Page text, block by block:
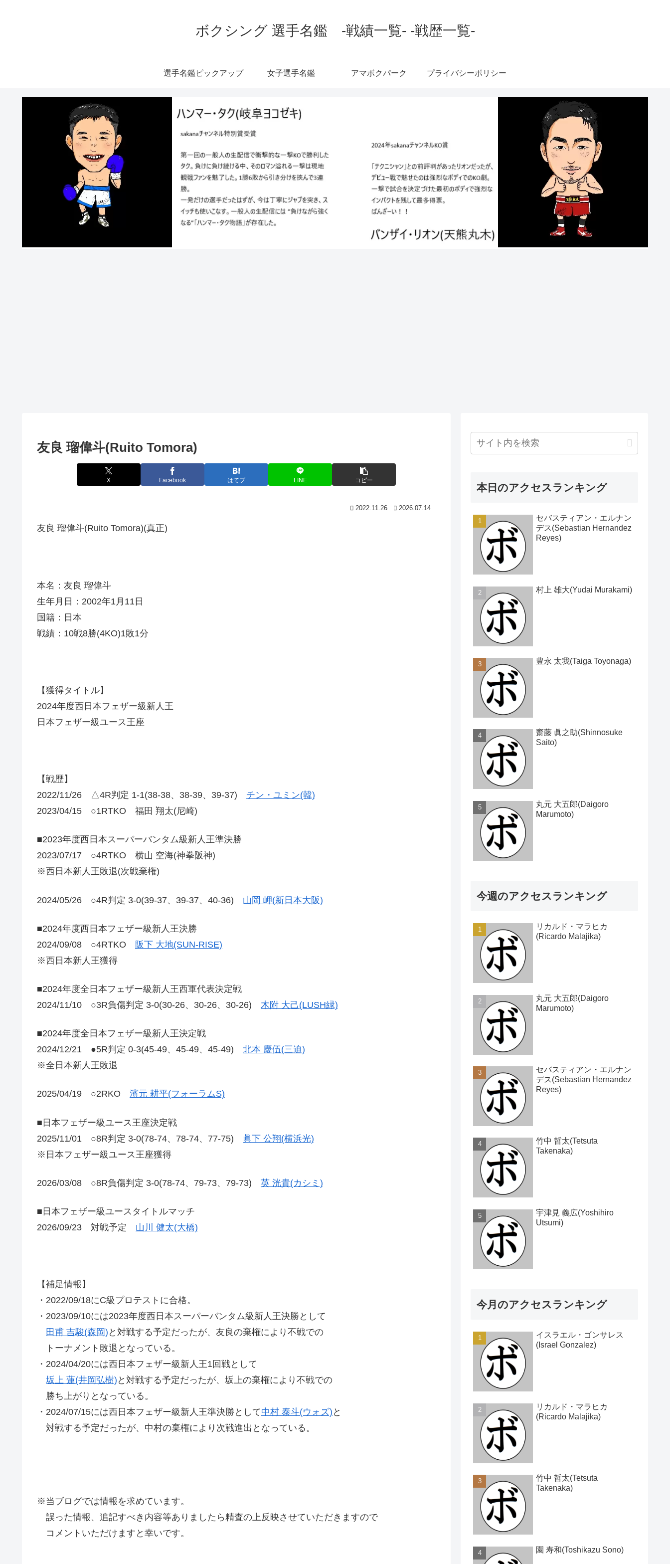
ボクシング 選手名鑑 -戦績一覧- -戦歴一覧-
選手名鑑ピックアップ 女子選手名鑑 アマボクパーク プライバシーポリシー
友良 瑠偉斗(Ruito Tomora)
X Facebook はてブ LINE コピー
2022.11.26 2026.07.14
友良 瑠偉斗(Ruito Tomora)(真正)
本名：友良 瑠偉斗
生年月日：2002年1月11日
国籍：日本
戦績：10戦8勝(4KO)1敗1分
【獲得タイトル】
2024年度西日本フェザー級新人王
日本フェザー級ユース王座
【戦歴】
2022/11/26 △4R判定 1-1(38-38、38-39、39-37) チン・ユミン(韓)
2023/04/15 ○1RTKO 福田 翔太(尼崎)
■2023年度西日本スーパーバンタム級新人王準決勝
2023/07/17 ○4RTKO 横山 空海(神拳阪神)
※西日本新人王敗退(次戦棄権)
2024/05/26 ○4R判定 3-0(39-37、39-37、40-36) 山岡 岬(新日本大阪)
■2024年度西日本フェザー級新人王決勝
2024/09/08 ○4RTKO 阪下 大地(SUN-RISE)
※西日本新人王獲得
■2024年度全日本フェザー級新人王西軍代表決定戦
2024/11/10 ○3R負傷判定 3-0(30-26、30-26、30-26) 木附 大己(LUSH緑)
■2024年度全日本フェザー級新人王決定戦
2024/12/21 ●5R判定 0-3(45-49、45-49、45-49) 北本 慶伍(三迫)
※全日本新人王敗退
2025/04/19 ○2RKO 濱元 耕平(フォーラムS)
■日本フェザー級ユース王座決定戦
2025/11/01 ○8R判定 3-0(78-74、78-74、77-75) 眞下 公翔(横浜光)
※日本フェザー級ユース王座獲得
2026/03/08 ○8R負傷判定 3-0(78-74、79-73、79-73) 英 洸貴(カシミ)
■日本フェザー級ユースタイトルマッチ
2026/09/23 対戦予定 山川 健太(大橋)
【補足情報】
・2022/09/18にC級プロテストに合格。
・2023/09/10には2023年度西日本スーパーバンタム級新人王決勝として
田甫 吉駿(森岡) と対戦する予定だったが、友良の棄権により不戦での
トーナメント敗退となっている。
・2024/04/20には西日本フェザー級新人王1回戦として
坂上 蓮(井岡弘樹) と対戦する予定だったが、坂上の棄権により不戦での
勝ち上がりとなっている。
・2024/07/15には西日本フェザー級新人王準決勝として中村 泰斗(ウォズ) と
対戦する予定だったが、中村の棄権により次戦進出となっている。
※当ブログでは情報を求めています。
誤った情報、追記すべき内容等ありましたら精査の上反映させていただきますので
コメントいただけますと幸いです。
本日のアクセスランキング
セバスティアン・エルナン
デス(Sebastian Hernandez
Reyes)
村上 雄大(Yudai Murakami)
豊永 太我(Taiga Toyonaga)
齋藤 眞之助(Shinnosuke
Saito)
丸元 大五郎(Daigoro
Marumoto)
今週のアクセスランキング
リカルド・マラヒカ
(Ricardo Malajika)
丸元 大五郎(Daigoro
Marumoto)
セバスティアン・エルナン
デス(Sebastian Hernandez
Reyes)
竹中 哲太(Tetsuta
Takenaka)
宇津見 義広(Yoshihiro
Utsumi)
今月のアクセスランキング
イスラエル・ゴンサレス
(Israel Gonzalez)
リカルド・マラヒカ
(Ricardo Malajika)
竹中 哲太(Tetsuta
Takenaka)
園 寿和(Toshikazu Sono)